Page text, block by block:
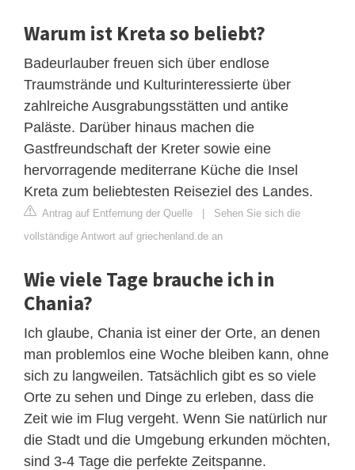
Warum ist Kreta so beliebt?
Badeurlauber freuen sich über endlose
Traumstrände und Kulturinteressierte über
zahlreiche Ausgrabungsstätten und antike
Paläste. Darüber hinaus machen die
Gastfreundschaft der Kreter sowie eine
hervorragende mediterrane Küche die Insel
Kreta zum beliebtesten Reiseziel des Landes.
Antrag auf Entfernung der Quelle | Sehen Sie sich die
vollständige Antwort auf griechenland.de an
Wie viele Tage brauche ich in
Chania?
Ich glaube, Chania ist einer der Orte, an denen
man problemlos eine Woche bleiben kann, ohne
sich zu langweilen. Tatsächlich gibt es so viele
Orte zu sehen und Dinge zu erleben, dass die
Zeit wie im Flug vergeht. Wenn Sie natürlich nur
die Stadt und die Umgebung erkunden möchten,
sind 3-4 Tage die perfekte Zeitspanne.